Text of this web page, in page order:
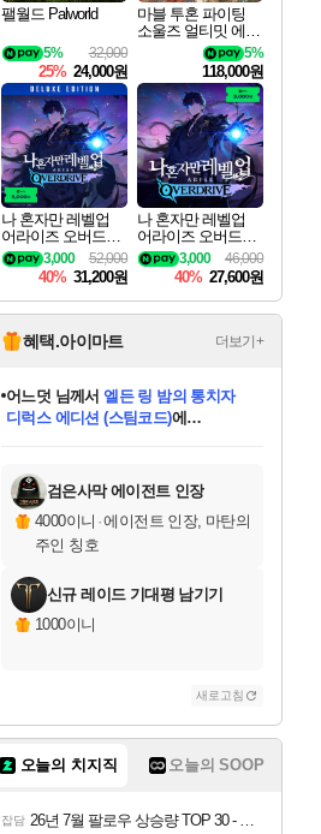
팰월드 Palworld
32,000
5%
25% 24,000원
마블 투혼 파이팅
소울즈 얼티밋 에디
션 예약구매 MARV
EL Tokon Fighting S
ouls Ultimate Edition
Pre-Purchase
5%
118,000원
나 혼자만 레벨업
어라이즈 오버드라
이브 디럭스 에디션
Solo Leveling Arise
Overdrive Deluxe Edi
tion
52,000
3,000
40% 31,200원
나 혼자만 레벨업
어라이즈 오버드라
이브 Solo Leveling A
rise
46,000
3,000
40% 27,600원
혜택.아이마트 더보기+
당첨되셨습니다.
당첨되셨습니다.
어느덧 님께서엘든 링 밤의 통치자
디럭스 에디션 (스팀코드)에
당첨되셨습니다.
에디션 (스팀코드)를 교환.
당첨되셨습니다.
당첨되셨습니다.
당첨되셨습니다.
당첨되셨습니다.
검은사막 에이전트 인장
4000이니 ·에이전트 인장, 마탄의
주인 칭호
신규 레이드 기대평 남기기
1000이니
새로고침
오늘의 치지직 오늘의 SOOP
잡담 26년 7월 팔로우 상승량 TOP 30 - 월간 치지직